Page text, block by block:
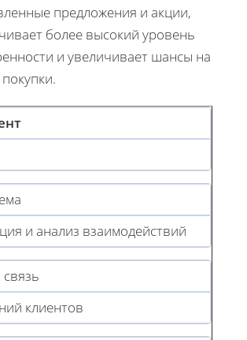
предложения и акции,
более высокий уровень
и увеличивает шансы на
и анализ взаимодействий
клиентов